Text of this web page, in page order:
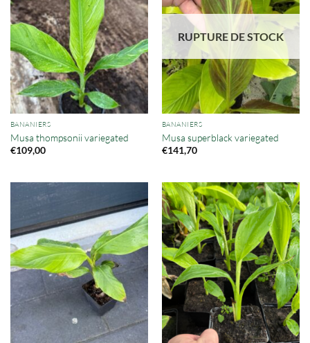
BANANIERS
Musa thompsonii variegated
€109,00
RUPTURE DE STOCK
BANANIERS
Musa superblack variegated
€141,70